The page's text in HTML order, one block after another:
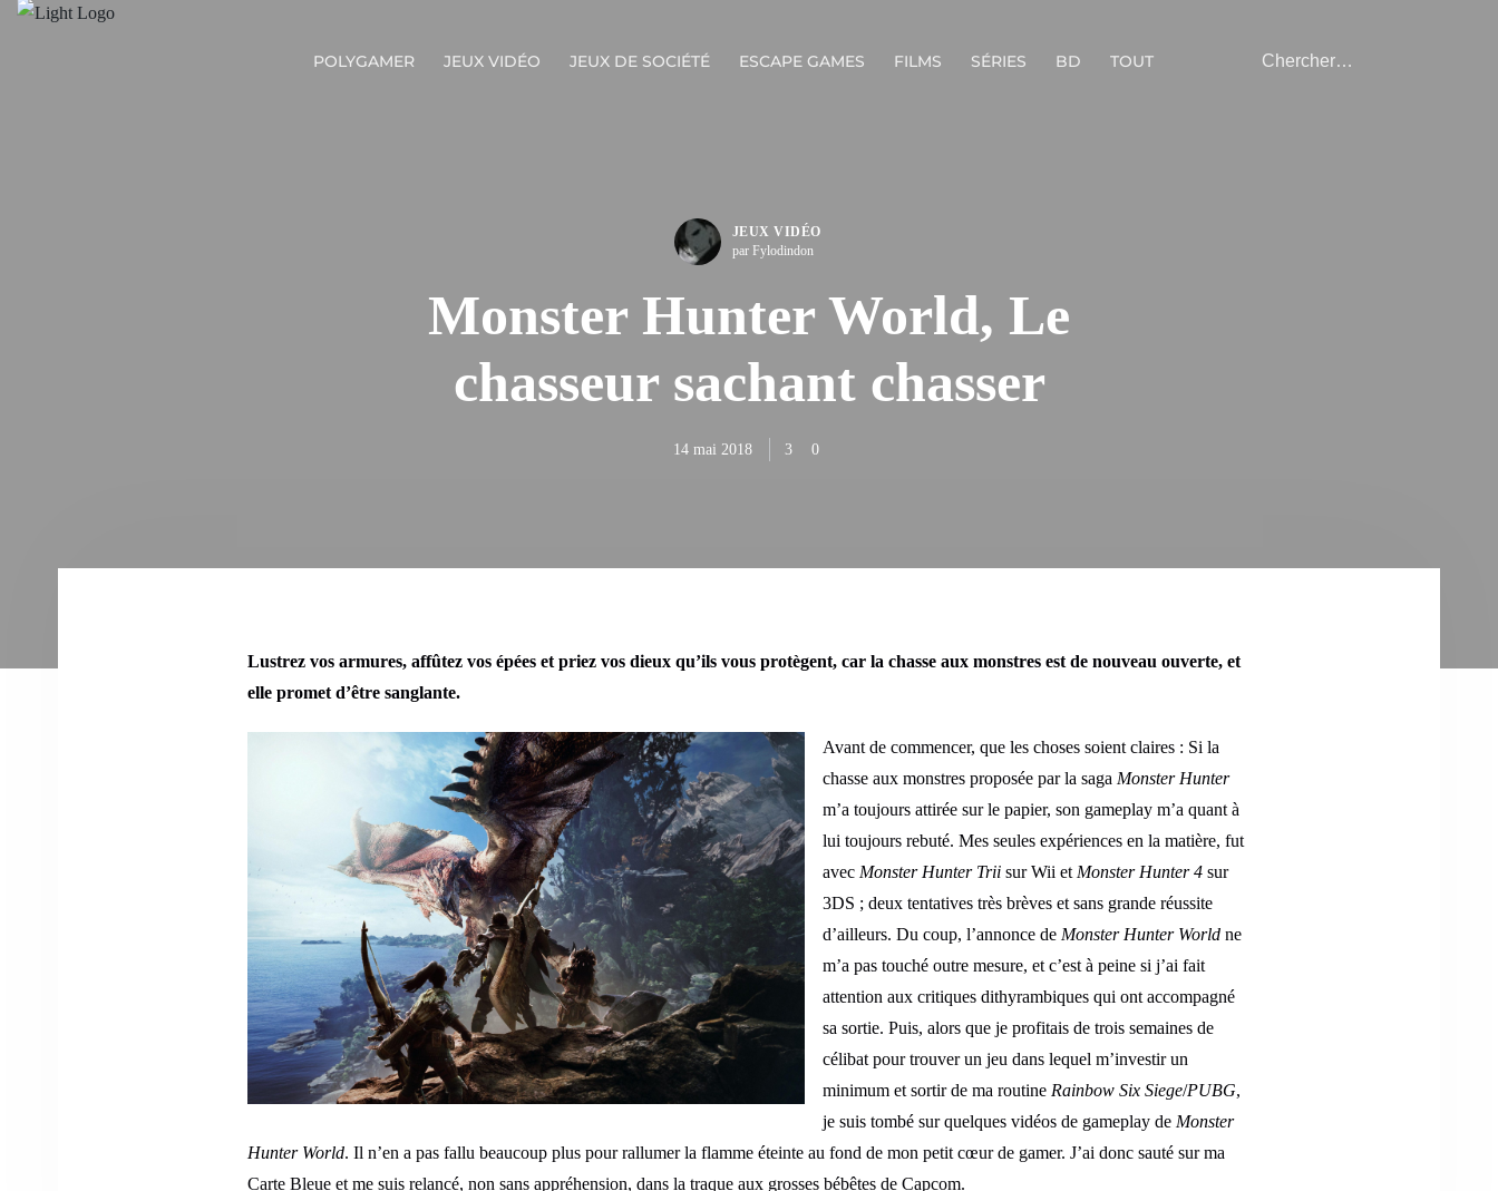
POLYGAMER JEUX VIDÉO JEUX DE SOCIÉTÉ ESCAPE GAMES FILMS SÉRIES BD TOUT
JEUX VIDÉO
par Fylodindon
Monster Hunter World, Le
chasseur sachant chasser
14 mai 2018 3 0
Lustrez vos armures, affûtez vos épées et priez vos dieux qu’ils vous protègent, car la chasse aux monstres est de nouveau ouverte, et
elle promet d’être sanglante.
Avant de commencer, que les choses soient claires : Si la
chasse aux monstres proposée par la saga Monster Hunter
m’a toujours attirée sur le papier, son gameplay m’a quant à
lui toujours rebuté. Mes seules expériences en la matière, fut
avec Monster Hunter Trii sur Wii et Monster Hunter 4 sur
3DS ; deux tentatives très brèves et sans grande réussite
d’ailleurs. Du coup, l’annonce de Monster Hunter World ne
m’a pas touché outre mesure, et c’est à peine si j’ai fait
attention aux critiques dithyrambiques qui ont accompagné
sa sortie. Puis, alors que je profitais de trois semaines de
célibat pour trouver un jeu dans lequel m’investir un
minimum et sortir de ma routine Rainbow Six Siege/PUBG,
je suis tombé sur quelques vidéos de gameplay de Monster
Hunter World. Il n’en a pas fallu beaucoup plus pour rallumer la flamme éteinte au fond de mon petit cœur de gamer. J’ai donc sauté sur ma
Carte Bleue et me suis relancé, non sans appréhension, dans la traque aux grosses bébêtes de Capcom.